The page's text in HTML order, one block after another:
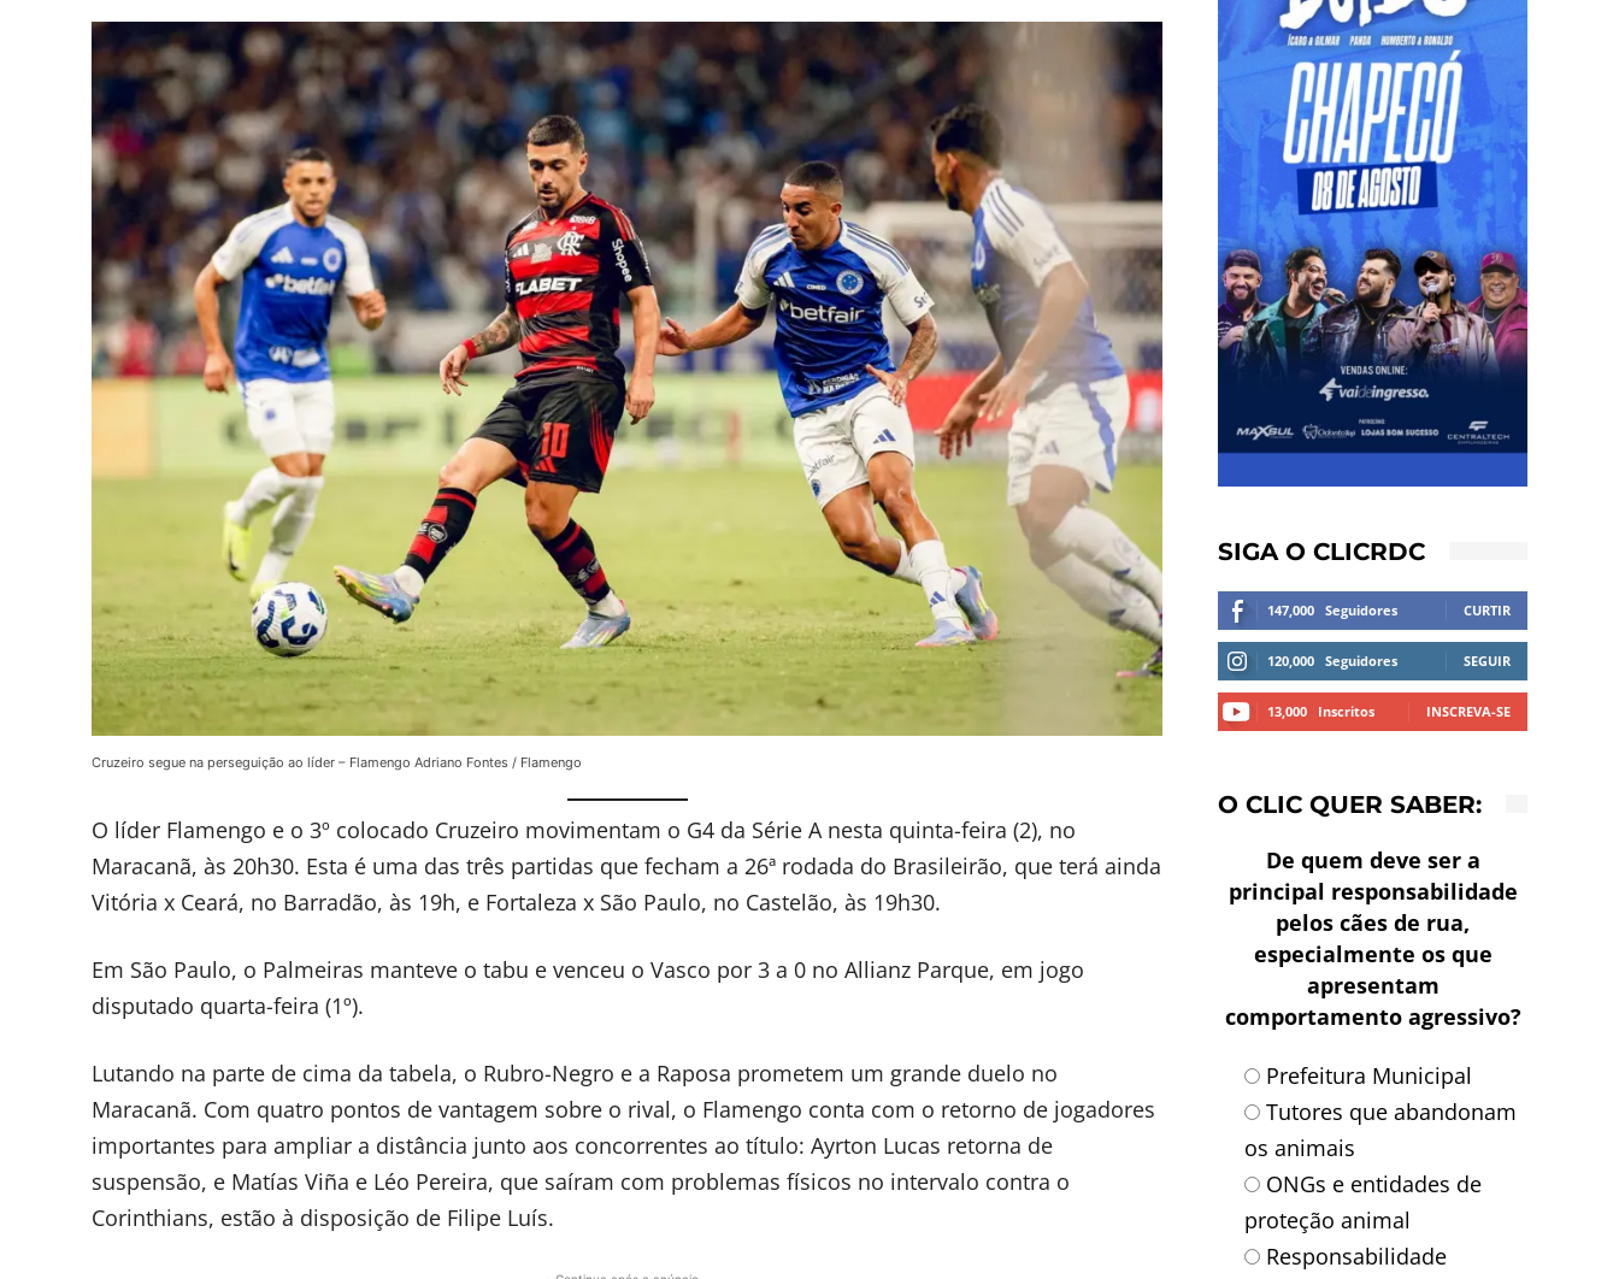
Cruzeiro segue na perseguição ao líder – Flamengo Adriano Fontes / Flamengo
O líder Flamengo e o 3º colocado Cruzeiro movimentam o G4 da Série A nesta quinta-feira (2), no
Maracanã, às 20h30. Esta é uma das três partidas que fecham a 26ª rodada do Brasileirão, que terá ainda
Vitória x Ceará, no Barradão, às 19h, e Fortaleza x São Paulo, no Castelão, às 19h30.
Em São Paulo, o Palmeiras manteve o tabu e venceu o Vasco por 3 a 0 no Allianz Parque, em jogo
disputado quarta-feira (1º).
Lutando na parte de cima da tabela, o Rubro-Negro e a Raposa prometem um grande duelo no
Maracanã. Com quatro pontos de vantagem sobre o rival, o Flamengo conta com o retorno de jogadores
importantes para ampliar a distância junto aos concorrentes ao título: Ayrton Lucas retorna de
suspensão, e Matías Viña e Léo Pereira, que saíram com problemas físicos no intervalo contra o
Corinthians, estão à disposição de Filipe Luís.
SIGA O CLICRDC
147,000 Seguidores CURTIR
120,000 Seguidores SEGUIR
13,000 Inscritos INSCREVA-SE
O CLIC QUER SABER:
De quem deve ser a
principal responsabilidade
pelos cães de rua,
especialmente os que
apresentam
comportamento agressivo?
Prefeitura Municipal
Tutores que abandonam
os animais
ONGs e entidades de
proteção animal
Responsabilidade